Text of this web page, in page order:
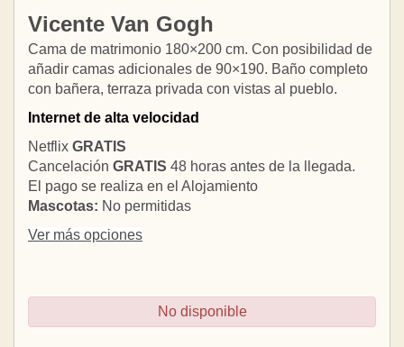
Vicente Van Gogh
Cama de matrimonio 180×200 cm. Con posibilidad de
añadir camas adicionales de 90×190. Baño completo
con bañera, terraza privada con vistas al pueblo.
Internet de alta velocidad
Netflix GRATIS
Cancelación GRATIS 48 horas antes de la llegada.
El pago se realiza en el Alojamiento
Mascotas: No permitidas
Ver más opciones
No disponible